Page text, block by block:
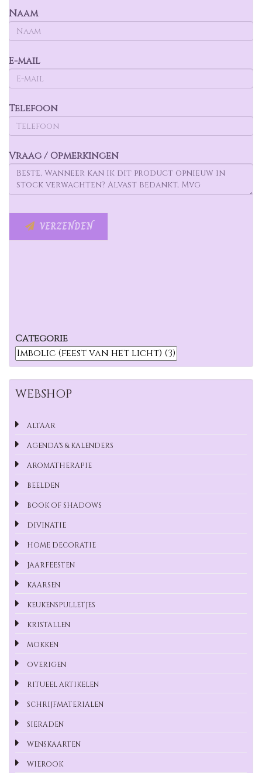
Naam
E-mail
Telefoon
Vraag / Opmerkingen
VERZENDEN
Categorie
WEBSHOP
ALTAAR
AGENDA'S & KALENDERS
AROMATHERAPIE
BEELDEN
BOOK OF SHADOWS
DIVINATIE
HOME DECORATIE
JAARFEESTEN
KAARSEN
KEUKENSPULLETJES
KRISTALLEN
MOKKEN
OVERIGEN
RITUEEL ARTIKELEN
SCHRIJFMATERIALEN
SIERADEN
WENSKAARTEN
WIEROOK